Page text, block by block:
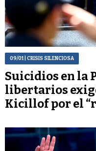
09/01| CRISIS SILENCIOSA
Suicidios en la
libertarios
Kicillof por el